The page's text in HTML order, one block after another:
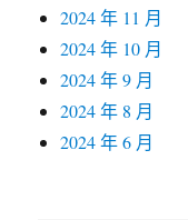
2024 年 11 月
2024 年 10 月
2024 年 9 月
2024 年 8 月
2024 年 6 月